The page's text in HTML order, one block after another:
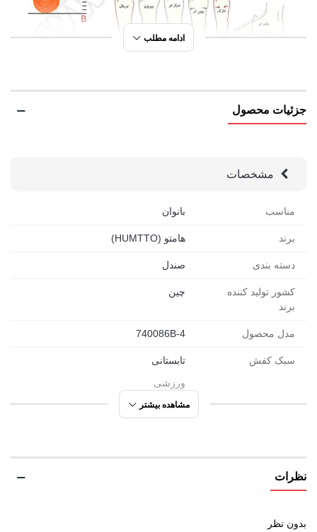
ادامه مطلب
جزئیات محصول
مشخصات
مناسب بانوان
برند هامتو (HUMTTO)
دسته بندی صندل
کشور تولید کننده
برند
چین
مدل محصول 740086B-4
سبک کفش
تابستانی
ورزشی
روزمره
روزمره
مشاهده بیشتر
نظرات
بدون نظر